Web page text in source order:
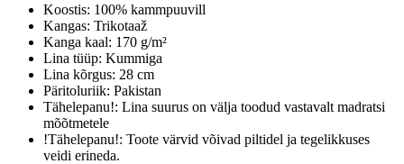
Koostis: 100% kammpuuvill
Kangas: Trikotaaž
Kanga kaal: 170 g/m²
Lina tüüp: Kummiga
Lina kõrgus: 28 cm
Päritoluriik: Pakistan
Tähelepanu!: Lina suurus on välja toodud vastavalt madratsi
mõõtmetele
!Tähelepanu!: Toote värvid võivad piltidel ja tegelikkuses
veidi erineda.